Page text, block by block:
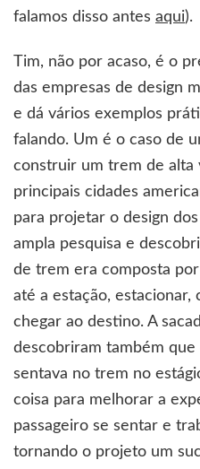
falamos disso antes aqui).
Tim, não por acaso, é o
das empresas de design
e dá vários exemplos
falando. Um é o caso de
construir um trem de alta
principais cidades
para projetar o design
ampla pesquisa e
de trem era composta
até a estação,
chegar ao destino. A
descobriram também que
sentava no trem no
coisa para melhorar a
passageiro se sentar e
tornando o projeto um